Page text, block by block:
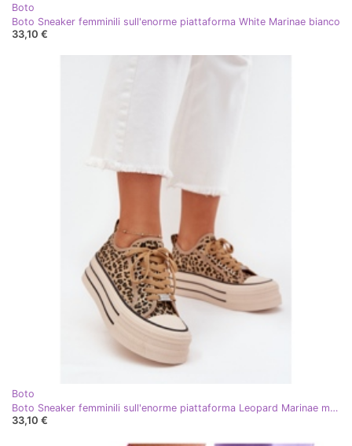
Boto
Boto Sneaker femminili sull'enorme piattaforma White Marinae bianco
33,10 €
Boto
Boto Sneaker femminili sull'enorme piattaforma Leopard Marinae marrone
33,10 €